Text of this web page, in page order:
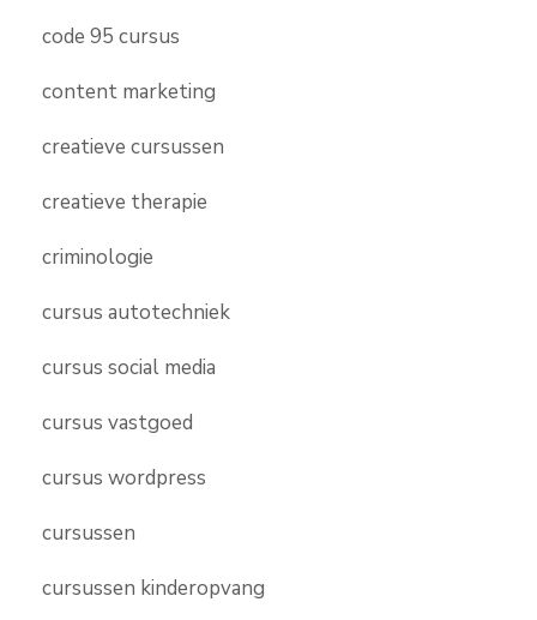
code 95 cursus
content marketing
creatieve cursussen
creatieve therapie
criminologie
cursus autotechniek
cursus social media
cursus vastgoed
cursus wordpress
cursussen
cursussen kinderopvang